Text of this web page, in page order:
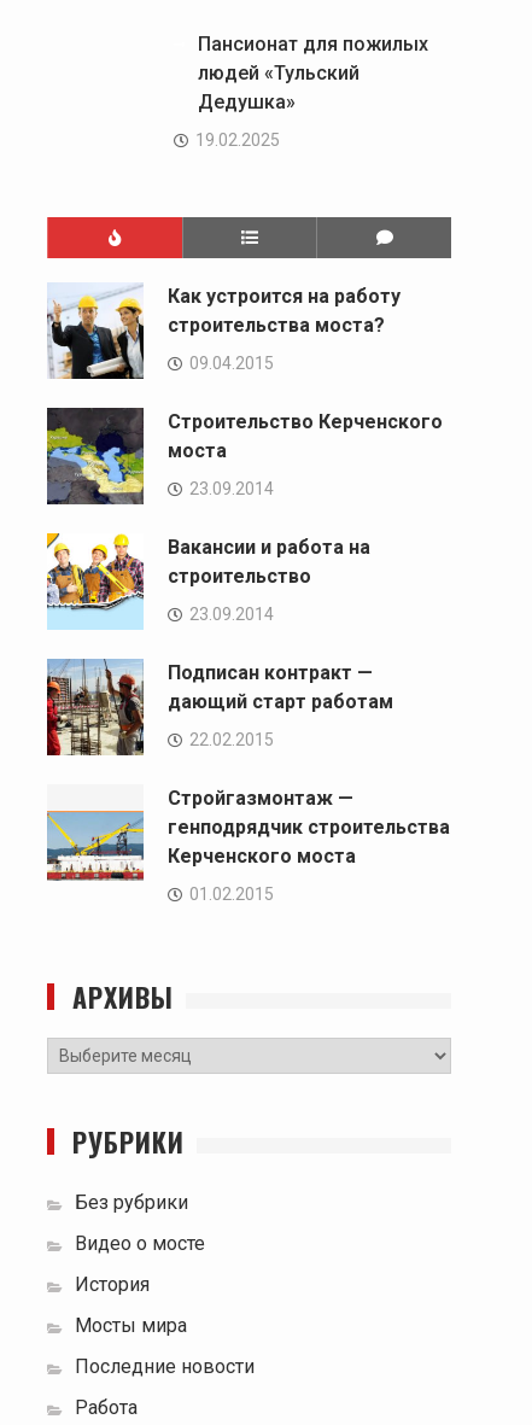
Пансионат для пожилых
людей «Тульский
Дедушка»
19.02.2025
Как устроится на работу
строительства моста?
09.04.2015
Cтроительство Керченского
моста
23.09.2014
Вакансии и работа на
строительство
23.09.2014
Подписан контракт —
дающий старт работам
22.02.2015
Стройгазмонтаж —
генподрядчик строительства
Керченского моста
01.02.2015
АРХИВЫ
Архивы
РУБРИКИ
Без рубрики
Видео о мосте
История
Мосты мира
Последние новости
Работа